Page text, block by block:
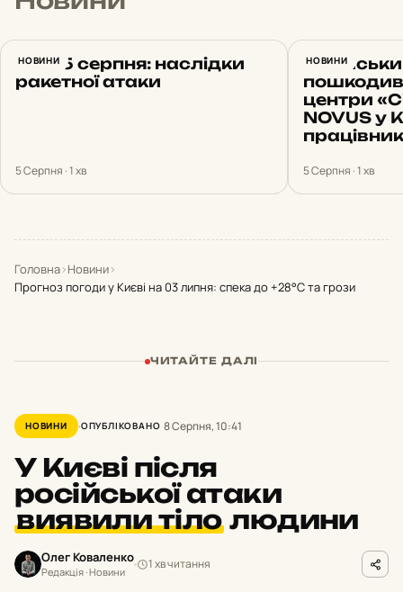
НОВИНИ
Київ 5 серпня: наслідки
ракетної атаки
5 Серпня · 1 хв
НОВИНИ
пошкодив
центри
NOVUS у
5 Серпня · 1 хв
Головна›Новини›
Прогноз погоди у Києві на 03 липня: спека до +28°С та грози
ЧИТАЙТЕ ДАЛІ
НОВИНИ ОПУБЛІКОВАНО 8 Серпня, 10:41
У Києві після
російської атаки
виявили тілолюдини
Олег Коваленко
Редакція · Новини
1 хв читання